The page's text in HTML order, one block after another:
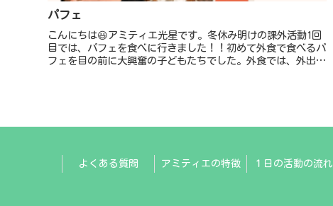
パフェ
こんにちは😃アミティエ光星です。冬休み明けの課外活動1回
目では、パフェを食べに行きました！！初めて外食で食べるパ
フェを目の前に大興奮の子どもたちでした。外食では、外出時
よくある質問 アミティエの特徴 １日の活動の流れ